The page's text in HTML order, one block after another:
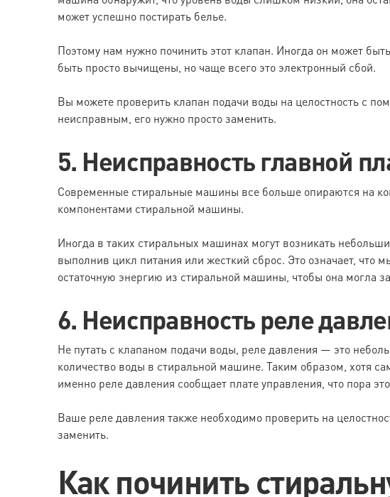
может успешно постирать белье.
Поэтому нам нужно починить этот клапан. Иногда он может
быть просто вычищены, но чаще всего это электронный сбой.
Вы можете проверить клапан подачи воды на целостность с
неисправным, его нужно просто заменить.
5. Неисправность главной
Современные стиральные машины все больше опираются на
компонентами стиральной машины.
Иногда в таких стиральных машинах могут возникать
выполнив цикл питания или жесткий сброс. Это означает,
остаточную энергию из стиральной машины, чтобы она могла
6. Неисправность реле
Не путать с клапаном подачи воды, реле давления — это
количество воды в стиральной машине. Таким образом, хотя
именно реле давления сообщает плате управления, что пора
Ваше реле давления также необходимо проверить на
заменить.
Как починить